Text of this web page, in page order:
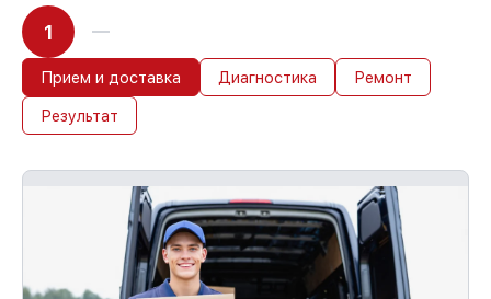
1
Прием и доставка Диагностика Ремонт
Результат